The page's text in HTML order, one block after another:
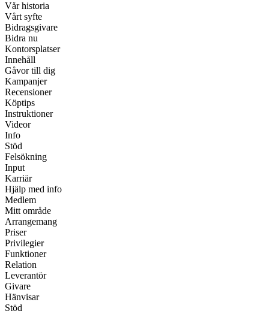
Vår historia
Vårt syfte
Bidragsgivare
Bidra nu
Kontorsplatser
Innehåll
Gåvor till dig
Kampanjer
Recensioner
Köptips
Instruktioner
Videor
Info
Stöd
Felsökning
Input
Karriär
Hjälp med info
Medlem
Mitt område
Arrangemang
Priser
Privilegier
Funktioner
Relation
Leverantör
Givare
Hänvisar
Stöd